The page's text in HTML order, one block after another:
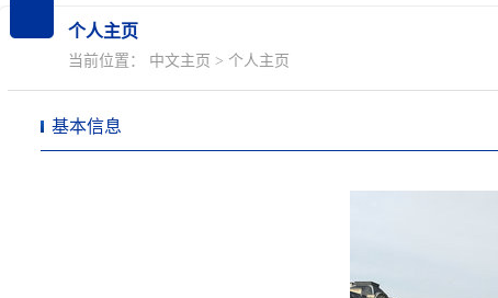
个人主页
当前位置： 中文主页 > 个人主页
基本信息